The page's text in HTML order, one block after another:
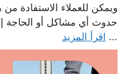
ويمكن للعملاء الاستفادة
حدوث أي مشاكل أو الحاجة
... اقرأ المزيد